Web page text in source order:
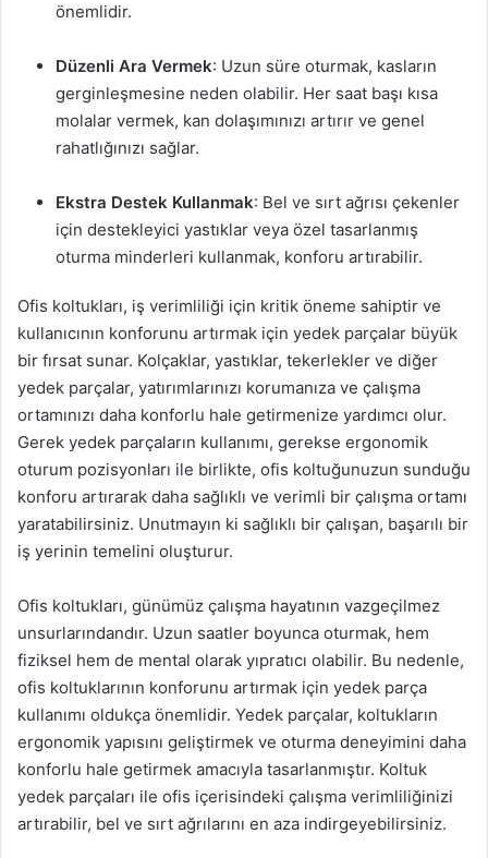
önemlidir.
Düzenli Ara Vermek: Uzun süre oturmak, kasların
gerginleşmesine neden olabilir. Her saat başı kısa
molalar vermek, kan dolaşımınızı artırır ve genel
rahatlığınızı sağlar.
Ekstra Destek Kullanmak: Bel ve sırt ağrısı çekenler
için destekleyici yastıklar veya özel tasarlanmış
oturma minderleri kullanmak, konforu artırabilir.
Ofis koltukları, iş verimliliği için kritik öneme sahiptir ve
kullanıcının konforunu artırmak için yedek parçalar büyük
bir fırsat sunar. Kolçaklar, yastıklar, tekerlekler ve diğer
yedek parçalar, yatırımlarınızı korumanıza ve çalışma
ortamınızı daha konforlu hale getirmenize yardımcı olur.
Gerek yedek parçaların kullanımı, gerekse ergonomik
oturum pozisyonları ile birlikte, ofis koltuğunuzun sunduğu
konforu artırarak daha sağlıklı ve verimli bir çalışma ortamı
yaratabilirsiniz. Unutmayın ki sağlıklı bir çalışan, başarılı bir
iş yerinin temelini oluşturur.
Ofis koltukları, günümüz çalışma hayatının vazgeçilmez
unsurlarındandır. Uzun saatler boyunca oturmak, hem
fiziksel hem de mental olarak yıpratıcı olabilir. Bu nedenle,
ofis koltuklarının konforunu artırmak için yedek parça
kullanımı oldukça önemlidir. Yedek parçalar, koltukların
ergonomik yapısını geliştirmek ve oturma deneyimini daha
konforlu hale getirmek amacıyla tasarlanmıştır. Koltuk
yedek parçaları ile ofis içerisindeki çalışma verimliliğinizi
artırabilir, bel ve sırt ağrılarını en aza indirgeyebilirsiniz.